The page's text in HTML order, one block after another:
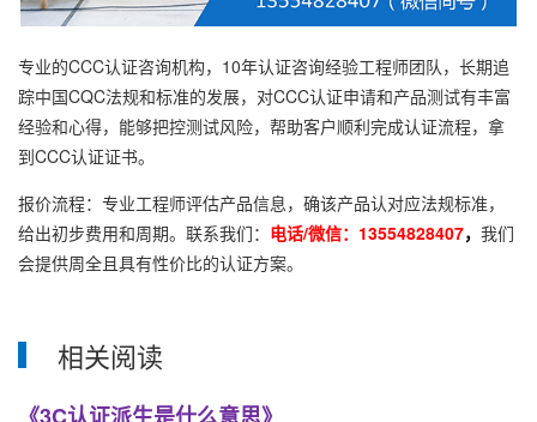
专业的CCC认证咨询机构，10年认证咨询经验工程师团队，长期追
踪中国CQC法规和标准的发展，对CCC认证申请和产品测试有丰富
经验和心得，能够把控测试风险，帮助客户顺利完成认证流程，拿
到CCC认证证书。
报价流程：专业工程师评估产品信息，确该产品认对应法规标准，
给出初步费用和周期。联系我们： 电话/微信：13554828407， 我们
会提供周全且具有性价比的认证方案。
相关阅读